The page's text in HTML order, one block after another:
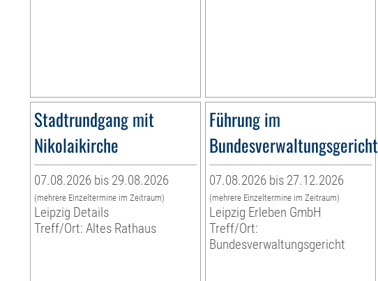
Stadtrundgang mit
Nikolaikirche
07.08.2026 bis 29.08.2026
(mehrere Einzeltermine im Zeitraum)
Leipzig Details
Treff/Ort: Altes Rathaus
Führung im
Bundesverwaltungsgericht
07.08.2026 bis 27.12.2026
(mehrere Einzeltermine im Zeitraum)
Leipzig Erleben GmbH
Treff/Ort:
Bundesverwaltungsgericht